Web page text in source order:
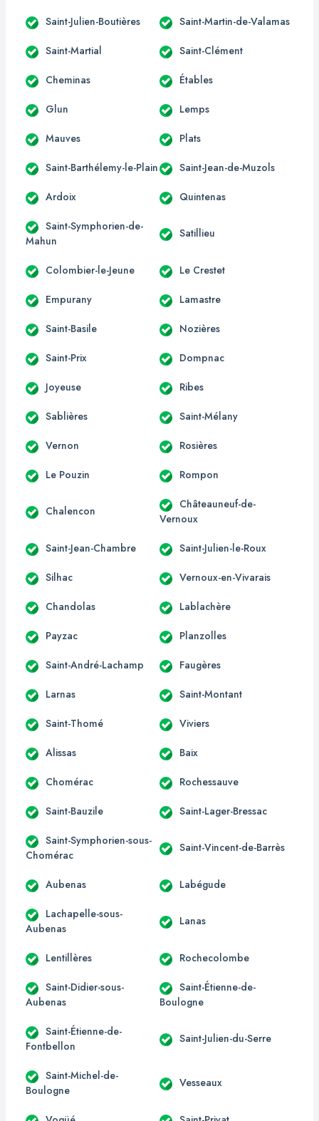
Saint-Julien-Boutières Saint-Martin-de-Valamas
Saint-Martial Saint-Clément
Cheminas Étables
Glun Lemps
Mauves Plats
Saint-Barthélemy-le-Plain Saint-Jean-de-Muzols
Ardoix Quintenas
Saint-Symphorien-de-
Mahun
Satillieu
Colombier-le-Jeune Le Crestet
Empurany Lamastre
Saint-Basile Nozières
Saint-Prix Dompnac
Joyeuse Ribes
Sablières Saint-Mélany
Vernon Rosières
Le Pouzin Rompon
Chalencon
Châteauneuf-de-
Vernoux
Saint-Jean-Chambre Saint-Julien-le-Roux
Silhac Vernoux-en-Vivarais
Chandolas Lablachère
Payzac Planzolles
Saint-André-Lachamp Faugères
Larnas Saint-Montant
Saint-Thomé Viviers
Alissas Baix
Chomérac Rochessauve
Saint-Bauzile Saint-Lager-Bressac
Saint-Symphorien-sous-
Chomérac
Saint-Vincent-de-Barrès
Aubenas Labégude
Lachapelle-sous-
Aubenas
Lanas
Lentillères Rochecolombe
Saint-Didier-sous-
Aubenas
Saint-Étienne-de-
Boulogne
Saint-Étienne-de-
Fontbellon
Saint-Julien-du-Serre
Saint-Michel-de-
Boulogne
Vesseaux